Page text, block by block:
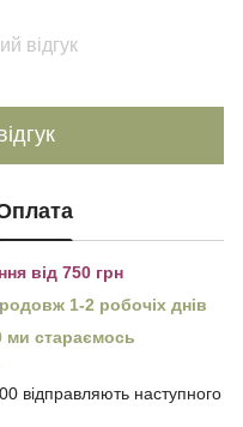
відгук
від 750 грн
1-2 робочіх днів
ми стараємось
відправляють наступного